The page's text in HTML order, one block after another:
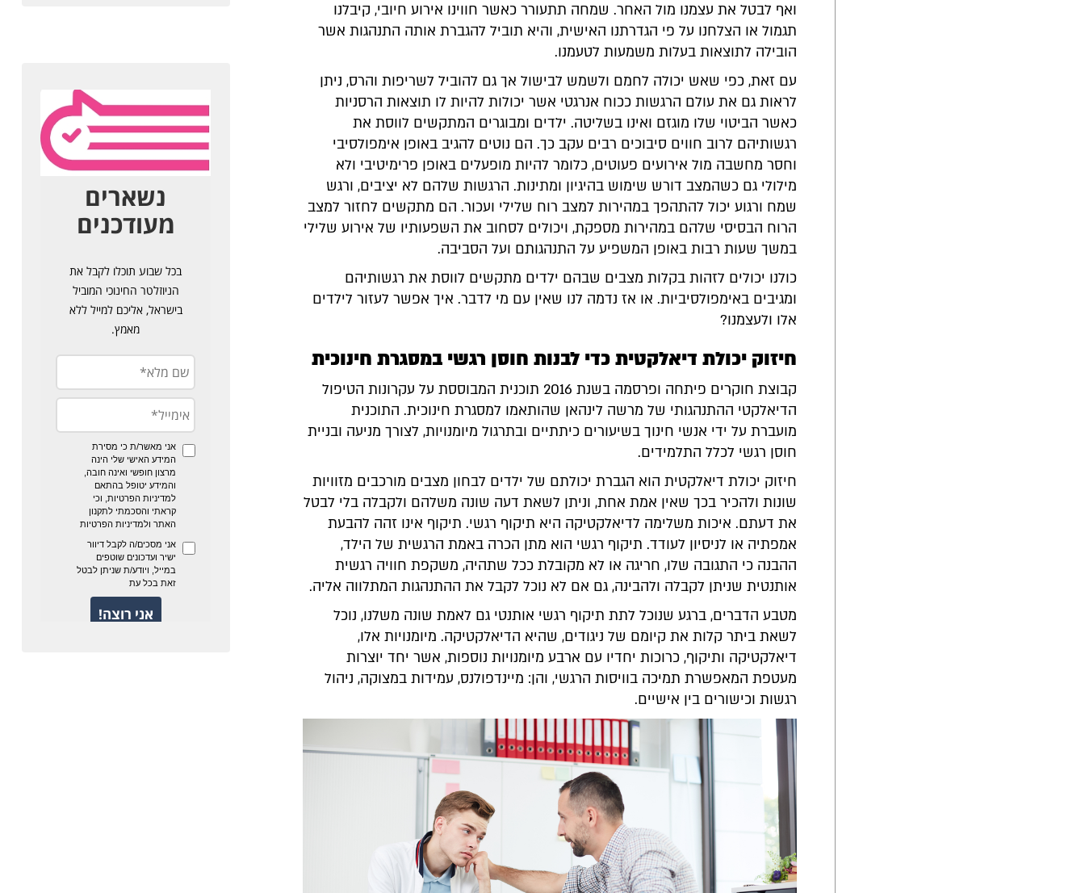
ואף לבטל את עצמנו מול האחר. שמחה תתעורר כאשר חווינו אירוע חיובי, קיבלנו
תגמול או הצלחנו על פי הגדרתנו האישית, והיא תוביל להגברת אותה התנהגות אשר
הובילה לתוצאות בעלות משמעות לטעמנו.
עם זאת, כפי שאש יכולה לחמם ולשמש לבישול אך גם להוביל לשריפות והרס, ניתן
לראות גם את עולם הרגשות ככוח אנרגטי אשר יכולות להיות לו תוצאות הרסניות
כאשר הביטוי שלו מוגזם ואינו בשליטה. ילדים ומבוגרים המתקשים לווסת את
רגשותיהם לרוב חווים סיבוכים רבים עקב כך. הם נוטים להגיב באופן אימפולסיבי
וחסר מחשבה מול אירועים פעוטים, כלומר להיות מופעלים באופן פרימיטיבי ולא
מילולי גם כשהמצב דורש שימוש בהיגיון ומתינות. הרגשות שלהם לא יציבים, ורגש
שמח ורגוע יכול להתהפך במהירות למצב רוח שלילי ועכור. הם מתקשים לחזור למצב
הרוח הבסיסי שלהם במהירות מספקת, ויכולים לסחוב את השפעותיו של אירוע שלילי
במשך שעות רבות באופן המשפיע על התנהגותם ועל הסביבה.
כולנו יכולים לזהות בקלות מצבים שבהם ילדים מתקשים לווסת את רגשותיהם
ומגיבים באימפולסיביות. או אז נדמה לנו שאין עם מי לדבר. איך אפשר לעזור לילדים
אלו ולעצמנו?
חיזוק יכולת דיאלקטית כדי לבנות חוסן רגשי במסגרת חינוכית
קבוצת חוקרים פיתחה ופרסמה בשנת 2016 תוכנית המבוססת על עקרונות הטיפול
הדיאלקטי ההתנהגותי של מרשה לינהאן שהותאמו למסגרת חינוכית. התוכנית
מועברת על ידי אנשי חינוך בשיעורים כיתתיים ובתרגול מיומנויות, לצורך מניעה ובניית
חוסן רגשי לכלל התלמידים.
חיזוק יכולת דיאלקטית הוא הגברת יכולתם של ילדים לבחון מצבים מורכבים מזוויות
שונות ולהכיר בכך שאין אמת אחת, וניתן לשאת דעה שונה משלהם ולקבלה בלי לבטל
את דעתם. איכות משלימה לדיאלקטיקה היא תיקוף רגשי. תיקוף אינו זהה להבעת
אמפתיה או לניסיון לעודד. תיקוף רגשי הוא מתן הכרה באמת הרגשית של הילד,
ההבנה כי התגובה שלו, חריגה או לא מקובלת ככל שתהיה, משקפת חוויה רגשית
אותנטית שניתן לקבלה ולהבינה, גם אם לא נוכל לקבל את ההתנהגות המתלווה אליה.
מטבע הדברים, ברגע שנוכל לתת תיקוף רגשי אותנטי גם לאמת שונה משלנו, נוכל
לשאת ביתר קלות את קיומם של ניגודים, שהיא הדיאלקטיקה. מיומנויות אלו,
דיאלקטיקה ותיקוף, כרוכות יחדיו עם ארבע מיומנויות נוספות, אשר יחד יוצרות
מעטפת המאפשרת תמיכה בוויסות הרגשי, והן: מיינדפולנס, עמידות במצוקה, ניהול
רגשות וכישורים בין אישיים.